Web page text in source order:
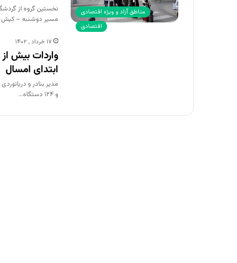
مناطق آزاد و ویژه اقتصادی
نخستین گروه از
مسیر دوشنبه – کیش
اقتصادی
۱۷ خرداد , ۱۴۰۲
ابتدای امسال
مدیر بنادر و
و ۱۲۴ دستگاه…